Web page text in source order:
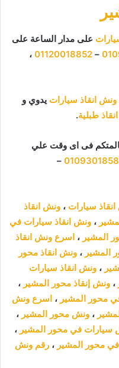
على مدار الساعة على
–
01120018852 ،
ونش انقاذ سيارات يدوي و
طبلية.
فى اى وقت علي
–
سيارات ، ونش انقاذ
، ونش انقاذ سيارات في
المشير ، اسرع ونش انقاذ
المشير ، ونش انقاذ محور
، ونش انقاذ سيارات
، ونش إنقاذ محور المشير ،
محور المشير ، اسرع ونش
، ونش محور المشير ،
سيارات في محور المشير ،
محور المشير ، رقم ونش